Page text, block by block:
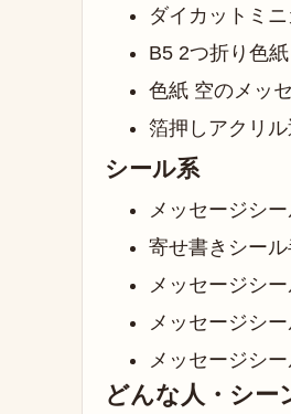
ダイカットミ
B5 2つ折り色
色紙 空のメッ
箔押しアクリ
シール系
メッセージシ
寄せ書きシー
メッセージシ
メッセージシ
メッセージシ
どんな人・シー